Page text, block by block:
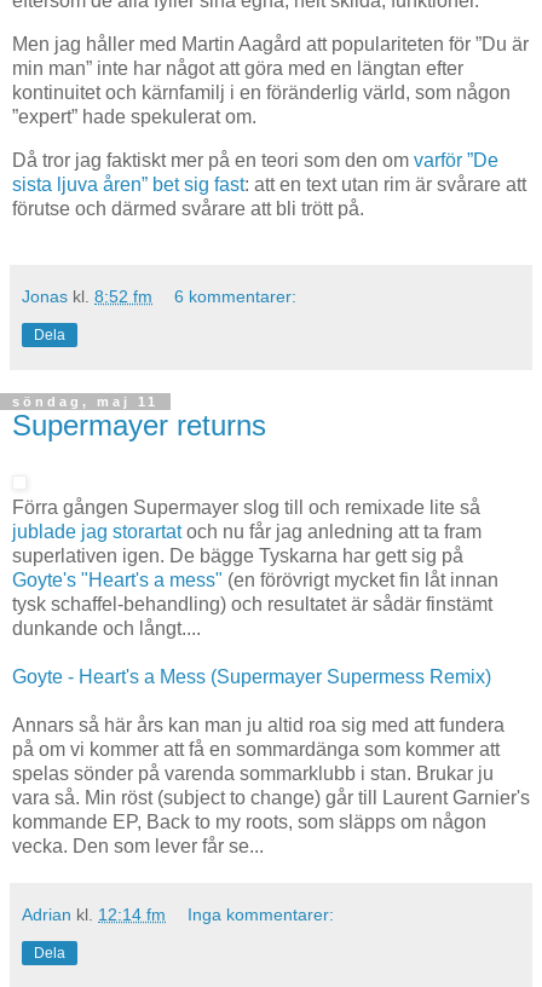
Men jag håller med Martin Aagård att populariteten för ”Du är
min man” inte har något att göra med en längtan efter
kontinuitet och kärnfamilj i en föränderlig värld, som någon
”expert” hade spekulerat om.
Då tror jag faktiskt mer på en teori som den om varför ”De
sista ljuva åren” bet sig fast: att en text utan rim är svårare att
förutse och därmed svårare att bli trött på.
Jonas kl. 8:52 fm 6 kommentarer:
Dela
söndag, maj 11
Supermayer returns
Förra gången Supermayer slog till och remixade lite så
jublade jag storartatoch nu får jag anledning att ta fram
superlativen igen. De bägge Tyskarna har gett sig på
Goyte's "Heart's a mess" (en förövrigt mycket fin låt innan
tysk schaffel-behandling) och resultatet är sådär finstämt
dunkande och långt....
Goyte - Heart's a Mess (Supermayer Supermess Remix)
Annars så här års kan man ju altid roa sig med att fundera
på om vi kommer att få en sommardänga som kommer att
spelas sönder på varenda sommarklubb i stan. Brukar ju
vara så. Min röst (subject to change) går till Laurent Garnier's
kommande EP, Back to my roots, som släpps om någon
vecka. Den som lever får se...
Adrian kl. 12:14 fm Inga kommentarer:
Dela